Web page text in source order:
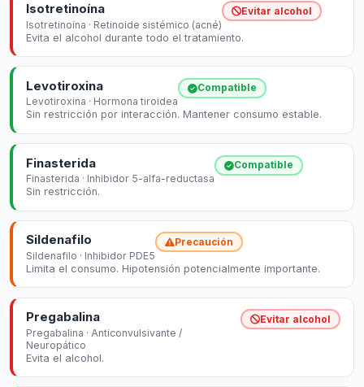
Isotretinoína
Isotretinoína · Retinoide sistémico (acné)
Evitar alcohol
Evita el alcohol durante todo el tratamiento.
Levotiroxina
Levotiroxina · Hormona tiroidea
Compatible
Sin restricción por interacción. Mantener consumo estable.
Finasterida
Finasterida · Inhibidor 5-alfa-reductasa
Compatible
Sin restricción.
Sildenafilo
Sildenafilo · Inhibidor PDE5
Precaución
Limita el consumo. Hipotensión potencialmente importante.
Pregabalina
Pregabalina · Anticonvulsivante /
Neuropático
Evitar alcohol
Evita el alcohol.